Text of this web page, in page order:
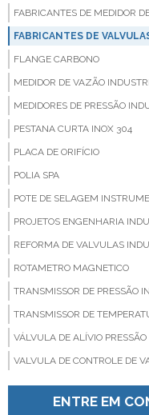
FABRICANTES DE MEDIDOR
FABRICANTES DE
FLANGE CARBONO
MEDIDOR DE VAZÃO
MEDIDORES DE PRESSÃO
PESTANA CURTA INOX 304
PLACA DE ORIFÍCIO
POLIA SPA
POTE DE SELAGEM
PROJETOS ENGENHARIA
REFORMA DE VALVULAS
ROTAMETRO MAGNETICO
TRANSMISSOR DE PRESSÃO
TRANSMISSOR DE
VÁLVULA DE ALÍVIO PRESSÃO
VALVULA DE CONTROLE DE
VALVULA DE SEGURANÇA
VALVULA PARA CONTROLE
ENTRE EM